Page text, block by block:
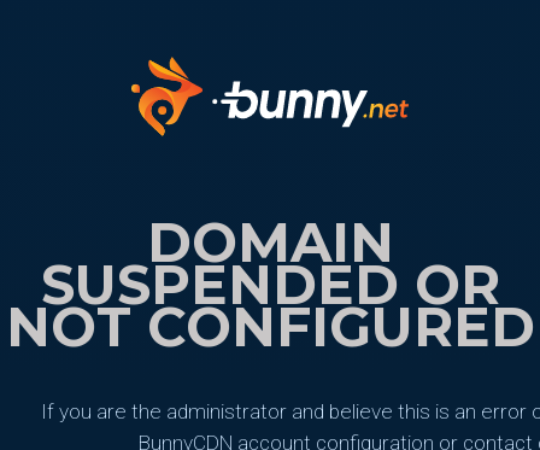
DOMAIN
SUSPENDED OR
NOT CONFIGURED
If you are the administrator and believe this is an error
BunnyCDN account configuration or